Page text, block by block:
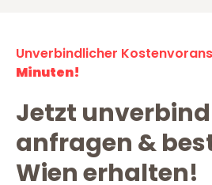
Unverbindlicher
Minuten!
Jetzt
anfragen &
Wien erhalten!